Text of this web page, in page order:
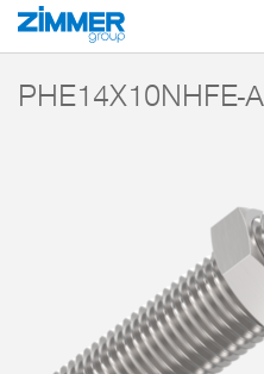
Démarrage Produits
PHE14X10NHFE-A